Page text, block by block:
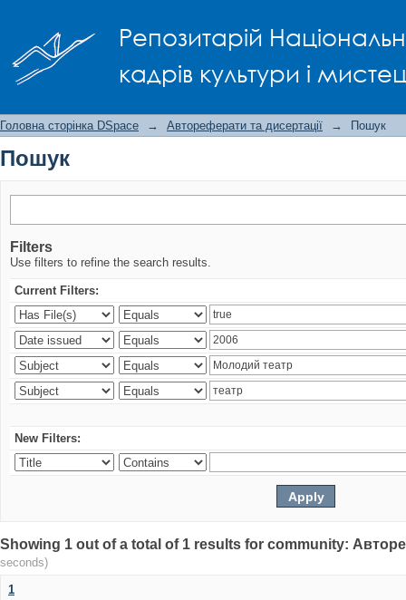
Репозитарій
кадрів культури і
Головна сторінка DSpace → Автореферати та дисертації → Пошук
Пошук
Filters
Use filters to refine the search results.
Current Filters:
New Filters:
Showing 1 out of a total of 1 results for community:
seconds)
1